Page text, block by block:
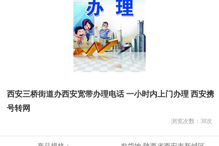
西安三桥街道办西安宽带办理电话 一小时内上门办理 西安携
号转网
浏览次数： 38次